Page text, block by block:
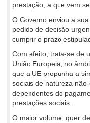
prestação, a que vem
O Governo enviou a
pedido de decisão
cumprir o prazo
Com efeito, trata-se de
União Europeia, no
que a UE propunha a
sociais de natureza
dependentes do
prestações sociais.
O maior volume, quer